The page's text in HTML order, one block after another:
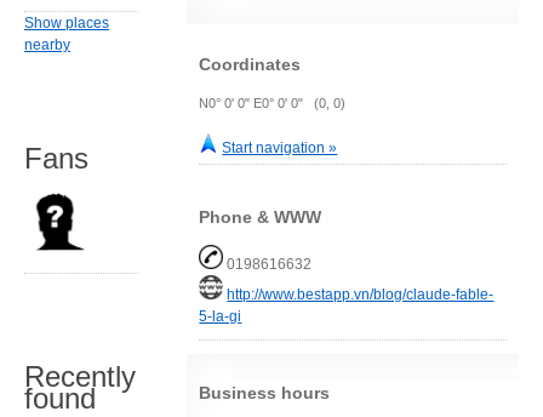
Coordinates
N0° 0' 0" E0° 0' 0" (0, 0)
Start navigation »
Phone & WWW
0198616632
http://www.bestapp.vn/blog/claude-fable-
5-la-gi
Business hours
Show places
nearby
Fans
Recently
found